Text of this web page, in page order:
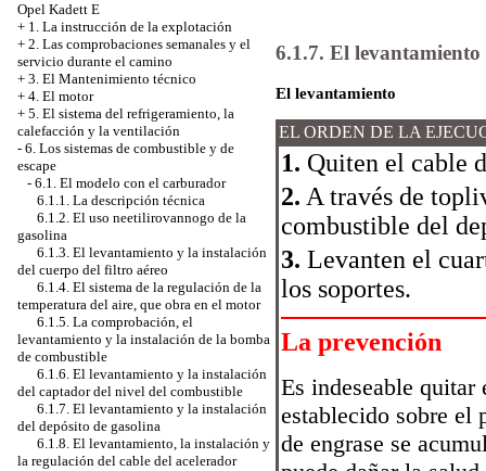
Opel Kadett E
+ 1. La instrucción de la explotación
+ 2. Las comprobaciones semanales y el
servicio durante el camino
+ 3. El Mantenimiento técnico
+ 4. El motor
+ 5. El sistema del refrigeramiento, la
calefacción y la ventilación
- 6. Los sistemas de combustible y de
escape
- 6.1. El modelo con el carburador
6.1.1. La descripción técnica
6.1.2. El uso neetilirovannogo de la
gasolina
6.1.3. El levantamiento y la instalación
del cuerpo del filtro aéreo
6.1.4. El sistema de la regulación de la
temperatura del aire, que obra en el motor
6.1.5. La comprobación, el
levantamiento y la instalación de la bomba
de combustible
6.1.6. El levantamiento y la instalación
del captador del nivel del combustible
6.1.7. El levantamiento y la instalación
del depósito de gasolina
6.1.8. El levantamiento, la instalación y
la regulación del cable del acelerador
6.1.7. El
El levantamiento
EL ORDEN DE LA
1. Quiten el cable
2. A través de
combustible del
3. Levanten el
los soportes.
La prevención
Es indeseable
establecido sobre el
de engrase se